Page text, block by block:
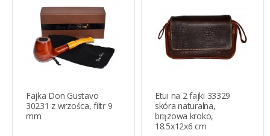
Fajka Don Gustavo
30231 z wrzośca, filtr 9
mm
Etui na 2 fajki 33329
skóra naturalna,
brązowa kroko,
18.5x12x6 cm